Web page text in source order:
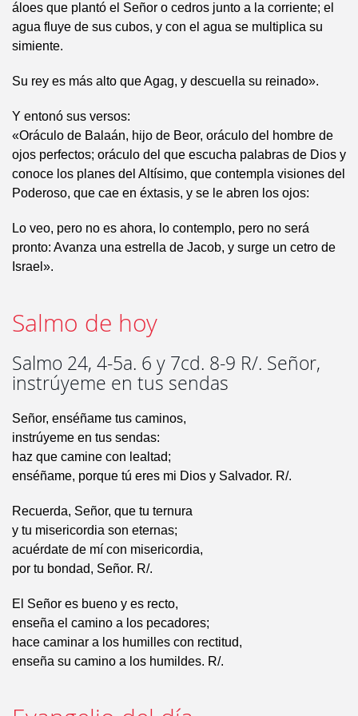
áloes que plantó el Señor o cedros junto a la corriente; el
agua fluye de sus cubos, y con el agua se multiplica su
simiente.
Su rey es más alto que Agag, y descuella su reinado».
Y entonó sus versos:
«Oráculo de Balaán, hijo de Beor, oráculo del hombre de
ojos perfectos; oráculo del que escucha palabras de Dios y
conoce los planes del Altísimo, que contempla visiones del
Poderoso, que cae en éxtasis, y se le abren los ojos:
Lo veo, pero no es ahora, lo contemplo, pero no será
pronto: Avanza una estrella de Jacob, y surge un cetro de
Israel».
Salmo de hoy
Salmo 24, 4-5a. 6 y 7cd. 8-9 R/. Señor,
instrúyeme en tus sendas
Señor, enséñame tus caminos,
instrúyeme en tus sendas:
haz que camine con lealtad;
enséñame, porque tú eres mi Dios y Salvador. R/.
Recuerda, Señor, que tu ternura
y tu misericordia son eternas;
acuérdate de mí con misericordia,
por tu bondad, Señor. R/.
El Señor es bueno y es recto,
enseña el camino a los pecadores;
hace caminar a los humilles con rectitud,
enseña su camino a los humildes. R/.